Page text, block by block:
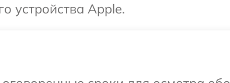
устройства Apple.